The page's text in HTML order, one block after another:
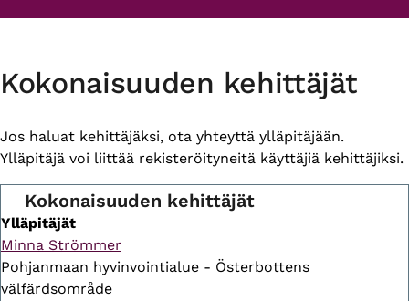
tabs
Kokonaisuuden kehittäjät
Jos haluat kehittäjäksi, ota yhteyttä ylläpitäjään.
Ylläpitäjä voi liittää rekisteröityneitä käyttäjiä kehittäjiksi.
Kokonaisuuden kehittäjät
Ylläpitäjät
Minna Strömmer
Pohjanmaan hyvinvointialue - Österbottens
välfärdsområde